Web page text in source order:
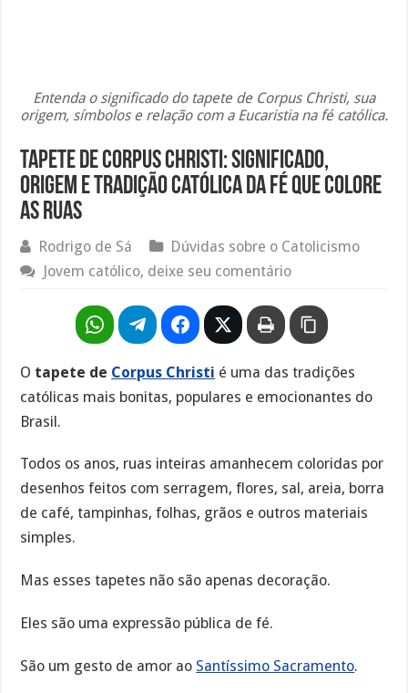
Entenda o significado do tapete de Corpus Christi, sua
origem, símbolos e relação com a Eucaristia na fé católica.
Tapete de Corpus Christi: significado,
origem e tradição católica da fé que colore
as ruas
Rodrigo de Sá
Dúvidas sobre o Catolicismo
Jovem católico, deixe seu comentário
O tapete de Corpus Christi é uma das tradições
católicas mais bonitas, populares e emocionantes do
Brasil.
Todos os anos, ruas inteiras amanhecem coloridas por
desenhos feitos com serragem, flores, sal, areia, borra
de café, tampinhas, folhas, grãos e outros materiais
simples.
Mas esses tapetes não são apenas decoração.
Eles são uma expressão pública de fé.
São um gesto de amor ao Santíssimo Sacramento.